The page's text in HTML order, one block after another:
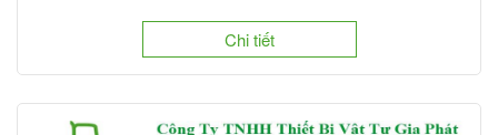
Chi tiết